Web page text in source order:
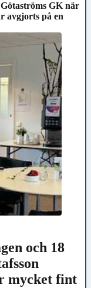
GK när
avgjorts på en
och 18
mycket fint